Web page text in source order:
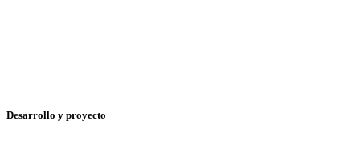
Desarrollo y proyecto